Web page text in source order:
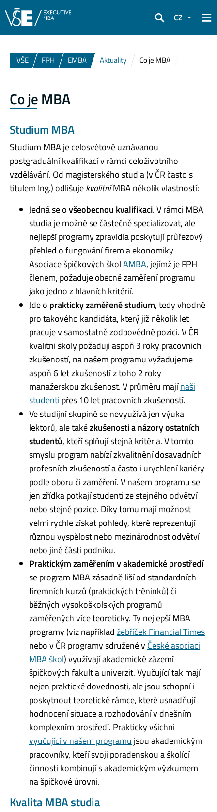
Hledat
CZ
VŠE FPH EMBA Aktuality Co je MBA
Co je MBA
Studium MBA
Studium MBA je celosvětově uznávanou
postgraduální kvalifikací v rámci celoživotního
vzdělávání. Od magisterského studia (v ČR často s
titulem Ing.) odlišujekvalitníMBA několik vlastností:
Jedná se ovšeobecnou kvalifikaci. V rámci MBA
studia je možné se částečně specializovat, ale
nejlepší programy zpravidla poskytují průřezový
přehled o fungování firem a ekonomiky.
Asociace špičkových školAMBA, jejímž je FPH
členem, požaduje obecné zaměření programu
jako jedno z hlavních kritérií.
Jde o prakticky zaměřené studium, tedy vhodné
pro takového kandidáta, který již několik let
pracuje v samostatně zodpovědné pozici. V ČR
kvalitní školy požadují aspoň 3 roky pracovních
zkušeností, na našem programu vyžadujeme
aspoň 6 let zkušeností z toho 2 roky
manažerskou zkušenost. V průměru majínaši
studenti přes 10 let pracovních zkušeností.
Ve studijní skupině se nevyužívá jen výuka
lektorů, ale takézkušenosti a názory ostatních
studentů, kteří splňují stejná kritéria. V tomto
smyslu program nabízí zkvalitnění dosavadních
profesních zkušeností a často i urychlení kariéry
podle oboru či zaměření. V našem programu se
jen zřídka potkají studenti ze stejného odvětví
nebo stejné pozice. Díky tomu mají možnost
velmi rychle získat pohledy, které reprezentují
různou vyspělost nebo mezinárodnost odvětví
nebo jiné části podniku.
Praktickým zaměřením v akademické prostředí
se program MBA zásadně liší od standardních
firemních kurzů (praktických tréninků) či
běžných vysokoškolských programů
zaměřených více teoreticky. Ty nejlepší MBA
programy (viz napříkladžebříček Financial Times
nebo v ČR programy sdružené v České asociaci
MBA škol) využívají akademické zázemí
špičkových fakult a univerzit. Vyučující tak mají
nejen praktické dovednosti, ale jsou schopní i
poskytnout teoretické rámce, které usnadňují
hodnocení situace a rozhodování v dnešním
komplexním prostředí. Prakticky všichni
vyučující v našem programu jsou akademickým
pracovníky, kteří svoji poradenskou a školící
činnosti kombinují s akademickým výzkumem
na špičkové úrovni.
Kvalita MBA studia